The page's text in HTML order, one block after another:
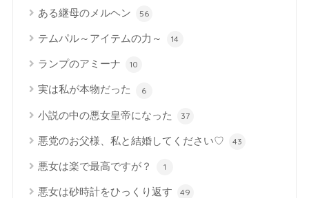
ある継母のメルヘン 56
テムパル～アイテムの力～ 14
ランプのアミーナ 10
実は私が本物だった 6
小説の中の悪女皇帝になった 37
悪党のお父様、私と結婚してください♡ 43
悪女は楽で最高ですが？ 1
悪女は砂時計をひっくり返す 49